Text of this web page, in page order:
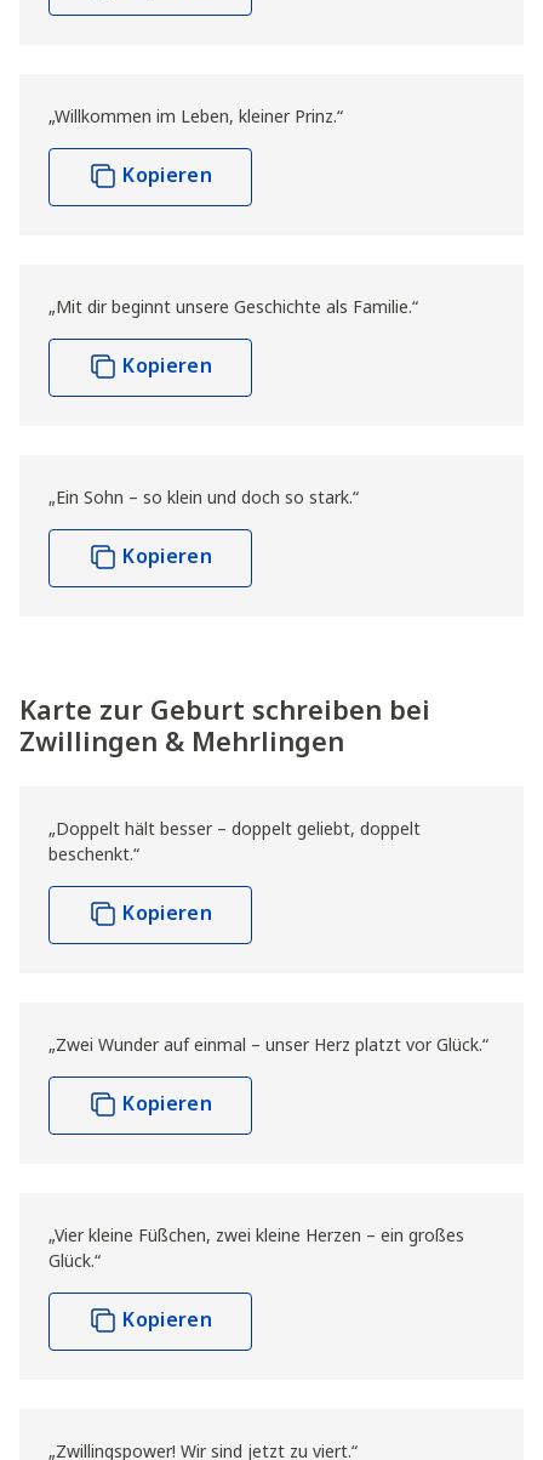
„Willkommen im Leben, kleiner Prinz.“
Kopieren
„Mit dir beginnt unsere Geschichte als Familie.“
Kopieren
„Ein Sohn – so klein und doch so stark.“
Kopieren
Karte zur Geburt schreiben bei
Zwillingen & Mehrlingen
„Doppelt hält besser – doppelt geliebt, doppelt
beschenkt.“
Kopieren
„Zwei Wunder auf einmal – unser Herz platzt vor Glück.“
Kopieren
„Vier kleine Füßchen, zwei kleine Herzen – ein großes
Glück.“
Kopieren
„Zwillingspower! Wir sind jetzt zu viert.“